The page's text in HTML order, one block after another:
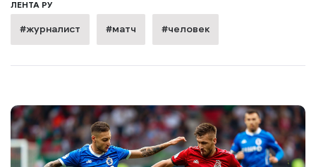
ЛЕНТА РУ
#журналист #матч #человек